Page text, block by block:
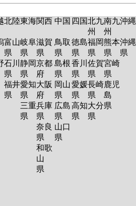
北陸東海関西 中国 四国北九
州
南九
州
沖縄
富山
県
石川
県
福井
県
岐阜
県
静岡
県
愛知
県
三重
県
滋賀
県
京都
府
大阪
府
兵庫
県
奈良
県
和歌
山
県
鳥取
県
島根
県
岡山
県
広島
県
山口
県
徳島
県
香川
県
愛媛
県
高知
県
福岡
県
佐賀
県
長崎
県
大分
県
熊本
県
宮崎
県
鹿児
島
県
沖縄
県